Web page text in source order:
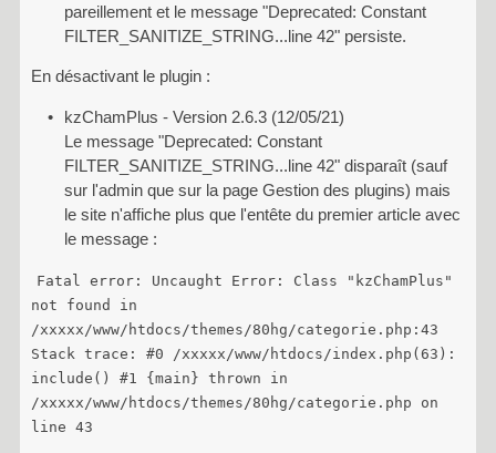
pareillement et le message "Deprecated: Constant
FILTER_SANITIZE_STRING...line 42" persiste.
En désactivant le plugin :
kzChamPlus - Version 2.6.3 (12/05/21)
Le message "Deprecated: Constant
FILTER_SANITIZE_STRING...line 42" disparaît (sauf
sur l'admin que sur la page Gestion des plugins) mais
le site n'affiche plus que l'entête du premier article avec
le message :
Fatal error: Uncaught Error: Class "kzChamPlus"
not found in
/xxxxx/www/htdocs/themes/80hg/categorie.php:43
Stack trace: #0 /xxxxx/www/htdocs/index.php(63):
include() #1 {main} thrown in
/xxxxx/www/htdocs/themes/80hg/categorie.php on
line 43